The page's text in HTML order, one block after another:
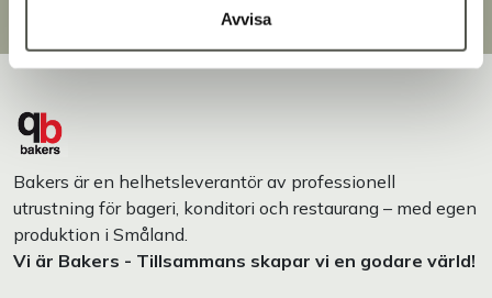
Avvisa
Designat och tillverkat i Småland
Bakers är en helhetsleverantör av professionell
utrustning för bageri, konditori och restaurang – med egen
produktion i Småland.
Vi är Bakers - Tillsammans skapar vi en godare värld!